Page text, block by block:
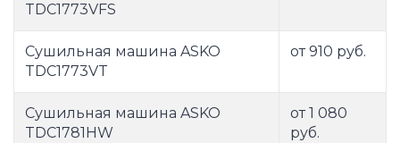
TDC1773VFS
Сушильная машина ASKO
TDC1773VT
от 910 руб.
Сушильная машина ASKO
TDC1781HW
от 1 080
руб.